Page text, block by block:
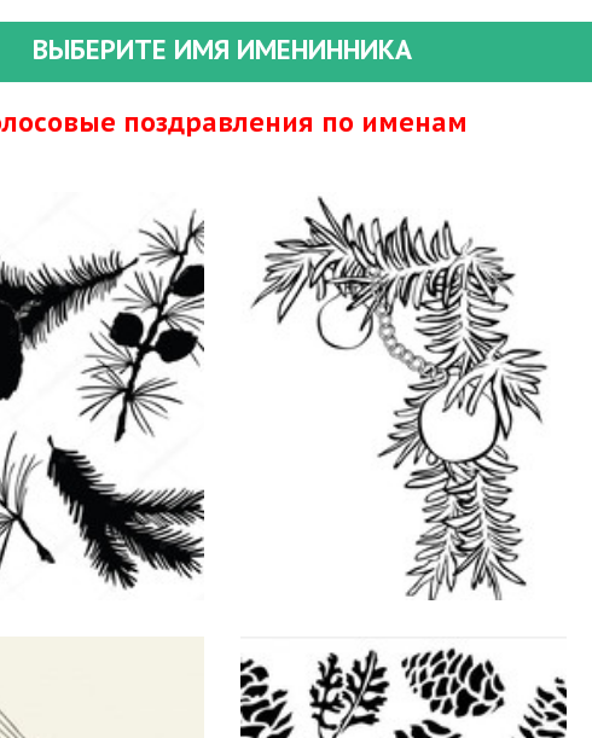
ВЫБЕРИТЕ ИМЯ ИМЕНИННИКА
поздравления по именам